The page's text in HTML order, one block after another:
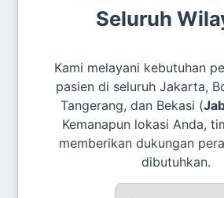
Seluruh
Kami melayani kebutuhan
pasien di seluruh Jakarta,
Tangerang, dan Bekasi (
Kemanapun lokasi Anda,
memberikan dukungan
dibutuhkan.